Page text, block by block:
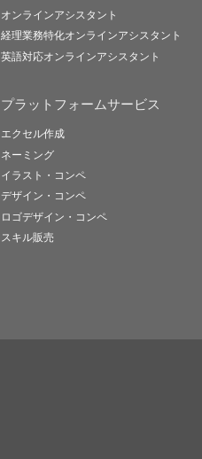
オンラインアシスタント
経理業務特化オンラインアシスタント
英語対応オンラインアシスタント
プラットフォームサービス
エクセル作成
ネーミング
イラスト・コンペ
デザイン・コンペ
ロゴデザイン・コンペ
スキル販売